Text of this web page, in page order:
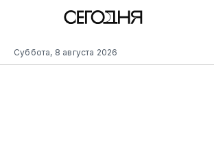
Суббота, 8 августа 2026